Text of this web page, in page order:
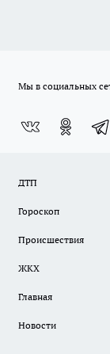
Мы в социальных
ДТП
Гороскоп
Происшествия
ЖКХ
Главная
Новости